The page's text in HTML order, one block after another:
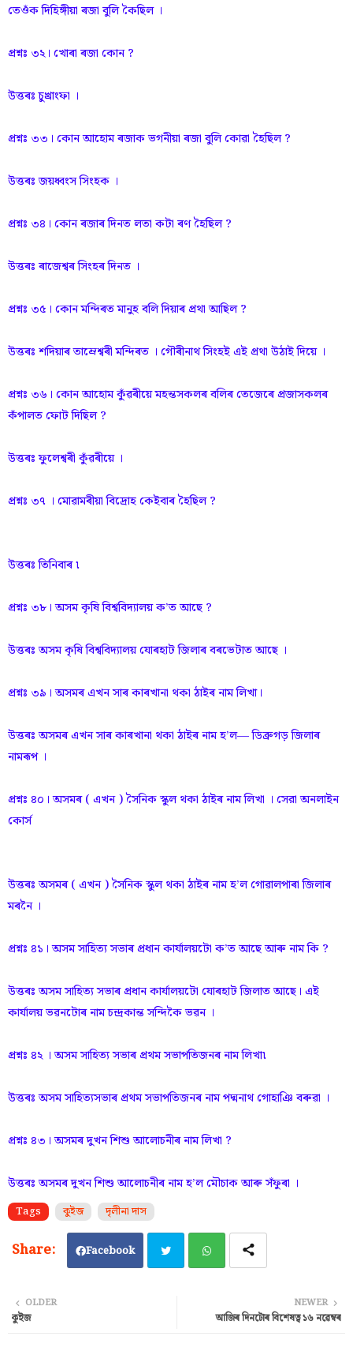
তেওঁক দিহিঙ্গীয়া ৰজা বুলি কৈছিল ।
প্রশ্নঃ ৩২। খোৰা ৰজা কোন ?
উত্তৰঃ চুখ্ৰাংফা ।
প্রশ্নঃ ৩৩। কোন আহোম ৰজাক ভগনীয়া ৰজা বুলি কোৱা হৈছিল ?
উত্তৰঃ জয়ধ্বংস সিংহক ।
প্রশ্নঃ ৩৪। কোন ৰজাৰ দিনত লতা কটা ৰণ হৈছিল ?
উত্তৰঃ ৰাজেশ্বৰ সিংহৰ দিনত ।
প্রশ্নঃ ৩৫। কোন মন্দিৰত মানুহ বলি দিয়াৰ প্ৰথা আছিল ?
উত্তৰঃ শদিয়াৰ তাম্ৰেশ্বৰী মন্দিৰত । গৌৰীনাথ সিংহই এই প্রথা উঠাই দিয়ে ।
প্রশ্নঃ ৩৬। কোন আহোম কুঁৱৰীয়ে মহন্তসকলৰ বলিৰ তেজেৰে প্ৰজাসকলৰ
কঁপালত ফোট দিছিল ?
উত্তৰঃ ফুলেশ্বৰী কুঁৱৰীয়ে ।
প্রশ্নঃ ৩৭ । মোৱামৰীয়া বিদ্ৰোহ কেইবাৰ হৈছিল ?
উত্তৰঃ তিনিবাৰ ৷
প্রশ্নঃ ৩৮। অসম কৃষি বিশ্ববিদ্যালয় ক’ত আছে ?
উত্তৰঃ অসম কৃষি বিশ্ববিদ্যালয় যোৰহাট জিলাৰ বৰভেটাত আছে ।
প্রশ্নঃ ৩৯। অসমৰ এখন সাৰ কাৰখানা থকা ঠাইৰ নাম লিখা।
উত্তৰঃ অসমৰ এখন সাৰ কাৰখানা থকা ঠাইৰ নাম হ’ল— ডিব্ৰুগড় জিলাৰ
নামৰূপ ।
প্রশ্নঃ ৪০। অসমৰ ( এখন ) সৈনিক স্কুল থকা ঠাইৰ নাম লিখা । সেরা অনলাইন
কোর্স
উত্তৰঃ অসমৰ ( এখন ) সৈনিক স্কুল থকা ঠাইৰ নাম হ’ল গোৱালপাৰা জিলাৰ
মৰনৈ ।
প্রশ্নঃ ৪১। অসম সাহিত্য সভাৰ প্ৰধান কাৰ্যালয়টো ক’ত আছে আৰু নাম কি ?
উত্তৰঃ অসম সাহিত্য সভাৰ প্ৰধান কাৰ্যালয়টো যোৰহাট জিলাত আছে। এই
কাৰ্যালয় ভৱনটোৰ নাম চন্দ্ৰকান্ত সন্দিকৈ ভৱন ।
প্রশ্নঃ ৪২ । অসম সাহিত্য সভাৰ প্ৰথম সভাপতিজনৰ নাম লিখা৷
উত্তৰঃ অসম সাহিত্যসভাৰ প্ৰথম সভাপতিজনৰ নাম পদ্মনাথ গোহাঞি বৰুৱা ।
প্রশ্নঃ ৪৩। অসমৰ দুখন শিশু আলোচনীৰ নাম লিখা ?
উত্তৰঃ অসমৰ দুখন শিশু আলোচনীৰ নাম হ’ল মৌচাক আৰু সঁফুৰা ।
Tags কুইজ দৃলীনা দাস
Facebook
NEWER
আজিৰ দিনটোৰ বিশেষত্ব ১৬ নৱেম্বৰ
OLDER
কুইজ